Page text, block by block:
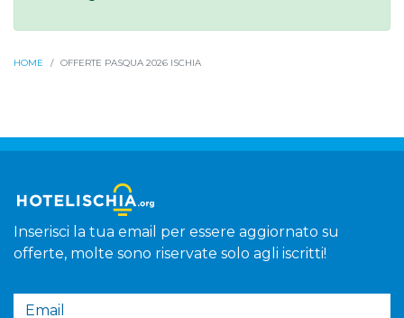
HOME OFFERTE PASQUA 2026 ISCHIA
Inserisci la tua email per essere aggiornato su
offerte, molte sono riservate solo agli iscritti!